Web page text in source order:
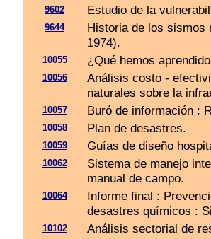
9602 Estudio de la
9644
Historia de los sismos
1974).
10055 ¿Qué hemos
10056
Análisis costo -
naturales sobre la
10057 Buró de información :
10058 Plan de desastres.
10059 Guías de diseño
10062
Sistema de manejo
manual de campo.
10064
Informe final :
desastres químicos :
10102 Análisis sectorial de